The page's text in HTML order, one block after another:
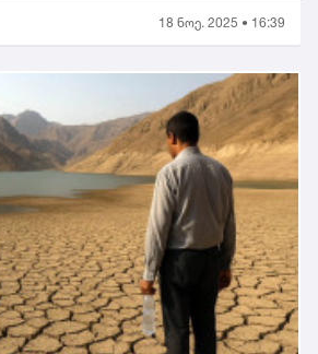
18 ნოე. 2025 • 16:39